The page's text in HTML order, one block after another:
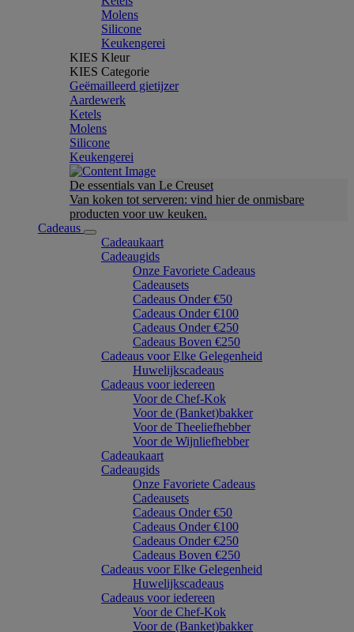
Molens
Silicone
Keukengerei
KIES Kleur
KIES Categorie
Geëmailleerd gietijzer
Aardewerk
Ketels
Molens
Silicone
Keukengerei
De essentials van Le Creuset
Van koken tot serveren: vind hier de onmisbare
producten voor uw keuken.
Cadeaus
Cadeaukaart
Cadeaugids
Onze Favoriete Cadeaus
Cadeausets
Cadeaus Onder €50
Cadeaus Onder €100
Cadeaus Onder €250
Cadeaus Boven €250
Cadeaus voor Elke Gelegenheid
Huwelijkscadeaus
Cadeaus voor iedereen
Voor de Chef-Kok
Voor de (Banket)bakker
Voor de Theeliefhebber
Voor de Wijnliefhebber
Cadeaukaart
Cadeaugids
Onze Favoriete Cadeaus
Cadeausets
Cadeaus Onder €50
Cadeaus Onder €100
Cadeaus Onder €250
Cadeaus Boven €250
Cadeaus voor Elke Gelegenheid
Huwelijkscadeaus
Cadeaus voor iedereen
Voor de Chef-Kok
Voor de (Banket)bakker